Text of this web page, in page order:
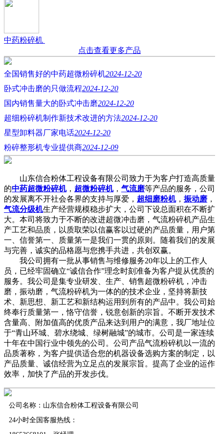
中药粉碎机
点击查看更多产品
全国销售好的中药超微粉碎机2024-12-20
卧式冲击磨的只做流程2024-12-20
国内销售量大的卧式冲击磨2024-12-20
超细粉碎机制作新技术改进的方法2024-12-20
星型卸料器厂家电话2024-12-20
粉碎整形机专业提供商2024-12-09
山东信合粉体工程设备有限公司致力于为客户打造高质量
的中药超微粉碎机， 超微粉碎机， 气流磨等产品的服务，公司
的发展离不开社会各界的支持与厚爱， 超细磨粉机， 振动磨 ，
气流分级机生产经营规模稳步扩大，公司下设总面积在不断扩
大。本司将致力于不断的改进超微冲击磨，气流粉碎机产品生
产工艺和品质，以质取荣以信赢客以过硬的产品质量，用户第
一、信誉第一、质量第一是我们一贯的原则。随着我们的发展
与完善，诚实的品格愿与您携手共进，共创双赢。
我公司拥有一批从事销售与维修服务20年以上的工作人
员，已经牢固确立“诚信合作”理念时刻准备为客户提从优质的
服务。我公司是集专业研发、生产、销售超微粉碎机，冲击
磨，振动磨，气流粉碎机为一体的的技术企业，坚持将新技
术、新思想、新工艺和新结构运用到所有的产品中。我公司始
终奉行质量第一，恪守信誉，锐意创新的宗旨。不断开发技术
含量高、附加值高的优质产品来达到用户的满意，我厂地址位
于“青山环城、碧水绕城、绿树融城”的城市。公司是一家连续
十年在中国行业中领先的公司。公司产品气流粉碎机以一流的
品质著称，为客户提供适合您的机器设备选购方案的制定，以
产品质量、诚信经营为立足点的发展宗旨。提高了企业的运作
效率，加快了产品的开发步伐。
公司名称：山东信合粉体工程设备有限公司
24小时全国客服热线：